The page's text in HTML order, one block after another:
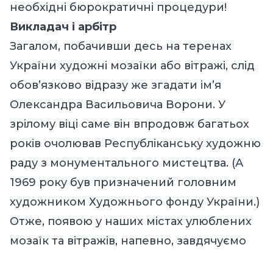
необхідні бюрократичні процедури!
Викладач і арбітр
Загалом, побачивши десь на теренах
України художні мозаїки або вітражі, слід
обов’язково відразу же згадати ім’я
Олександра Васильовича Ворони. У
зрілому віці саме він впродовж багатьох
років очолював Республіканську художню
раду з монументального мистецтва. (А
1969 року був призначений головним
художником Художнього фонду України.)
Отже, появою у наших містах улюблених
мозаїк та вітражів, напевно, завдячуємо